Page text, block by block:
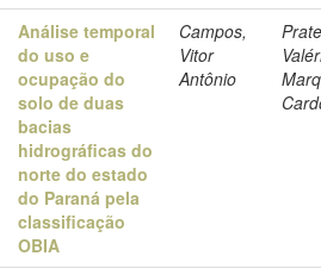
Análise temporal
do uso e
ocupação do
solo de duas
bacias
hidrográficas do
norte do estado
do Paraná pela
classificação
OBIA
Campos,
Vitor
Antônio